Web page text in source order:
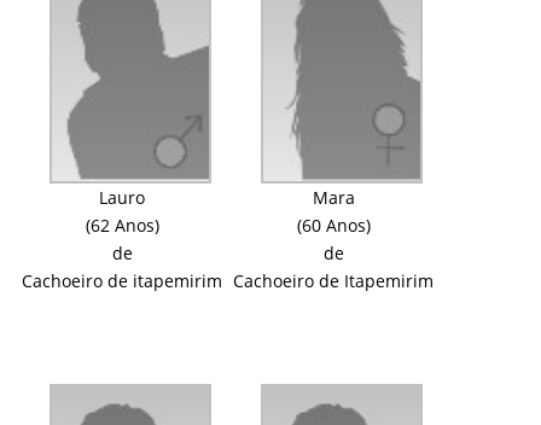
Lauro
(62 Anos)
de
Cachoeiro de itapemirim
Mara
(60 Anos)
de
Cachoeiro de Itapemirim